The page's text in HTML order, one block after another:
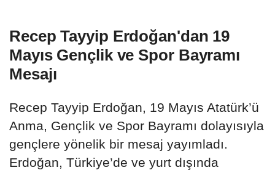
Recep Tayyip Erdoğan'dan 19
Mayıs Gençlik ve Spor Bayramı
Mesajı
Recep Tayyip Erdoğan, 19 Mayıs Atatürk’ü
Anma, Gençlik ve Spor Bayramı dolayısıyla
gençlere yönelik bir mesaj yayımladı.
Erdoğan, Türkiye’de ve yurt dışında